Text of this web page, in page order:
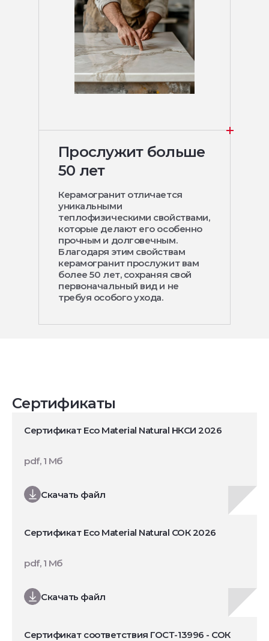
Прослужит больше
50 лет
Керамогранит отличается
уникальными
теплофизическими свойствами,
которые делают его особенно
прочным и долговечным.
Благодаря этим свойствам
керамогранит прослужит вам
более 50 лет, сохраняя свой
первоначальный вид и не
требуя особого ухода.
Сертификаты
Сертификат Eco Material Natural НКСИ 2026
Скачать файл
pdf, 1 Мб
Сертификат Eco Material Natural СОК 2026
Скачать файл
pdf, 1 Мб
Сертификат соответствия ГОСТ-13996 - СОК